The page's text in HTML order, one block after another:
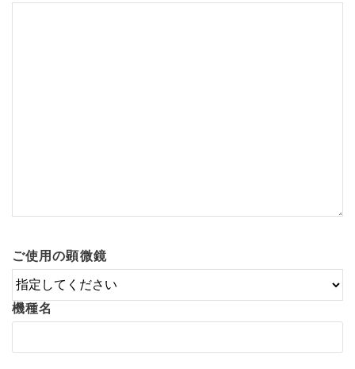
ご使用の顕微鏡
機種名